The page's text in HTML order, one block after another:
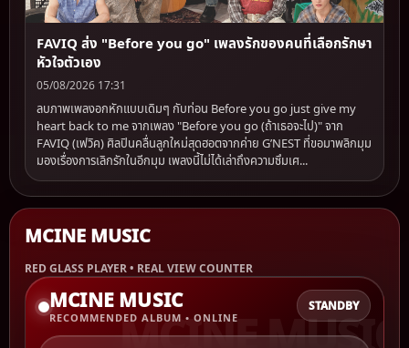
FAVIQ ส่ง "Before you go" เพลงรักของคนที่เลือกรักษา
หัวใจตัวเอง
05/08/2026 17:31
ลบภาพเพลงอกหักแบบเดิมๆ กับท่อน Before you go just give my
heart back to me จากเพลง "Before you go (ถ้าเธอจะไป)" จาก
FAVIQ (เฟวิค) ศิลปินคลื่นลูกใหม่สุดฮอตจากค่าย G’NEST ที่ขอมาพลิกมุม
มองเรื่องการเลิกรักในอีกมุม เพลงนี้ไม่ได้เล่าถึงความซึมเศ...
MCINE MUSIC
RED GLASS PLAYER • REAL VIEW COUNTER
MCINE MUSIC
RECOMMENDED ALBUM • ONLINE
STANDBY